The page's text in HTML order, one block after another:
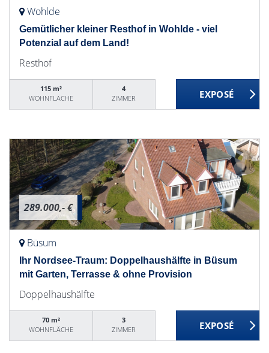
Wohlde
Gemütlicher kleiner Resthof in Wohlde - viel
Potenzial auf dem Land!
Resthof
115 m²
WOHNFLÄCHE
4
ZIMMER
289.000,- €
Büsum
Ihr Nordsee-Traum: Doppelhaushälfte in Büsum
mit Garten, Terrasse & ohne Provision
Doppelhaushälfte
70 m²
WOHNFLÄCHE
3
ZIMMER